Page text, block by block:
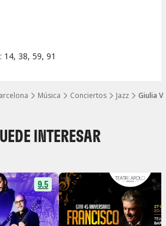
niveles Música Conciertos Jazz Giulia
14, 38, 59, 91
INTERESAR
9.5